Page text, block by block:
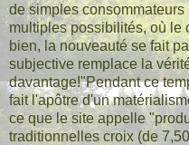
de simples
multiples possibilités, où le
bien, la nouveauté se fait
subjective remplace la
davantage!"Pendant ce
fait l'apôtre d'un
ce que le site appelle
traditionnelles croix (de